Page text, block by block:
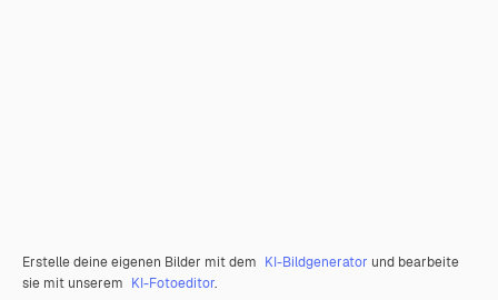
Erstelle deine eigenen Bilder mit dem KI-Bildgenerator und bearbeite
sie mit unserem KI-Fotoeditor.